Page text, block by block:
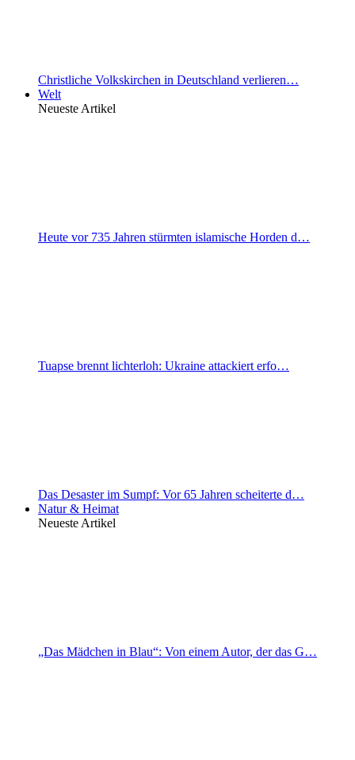
Christliche Volkskirchen in Deutschland verlieren…
Welt
Neueste Artikel
Heute vor 735 Jahren stürmten islamische Horden d…
Tuapse brennt lichterloh: Ukraine attackiert erfo…
Das Desaster im Sumpf: Vor 65 Jahren scheiterte d…
Natur & Heimat
Neueste Artikel
„Das Mädchen in Blau“: Von einem Autor, der das G…